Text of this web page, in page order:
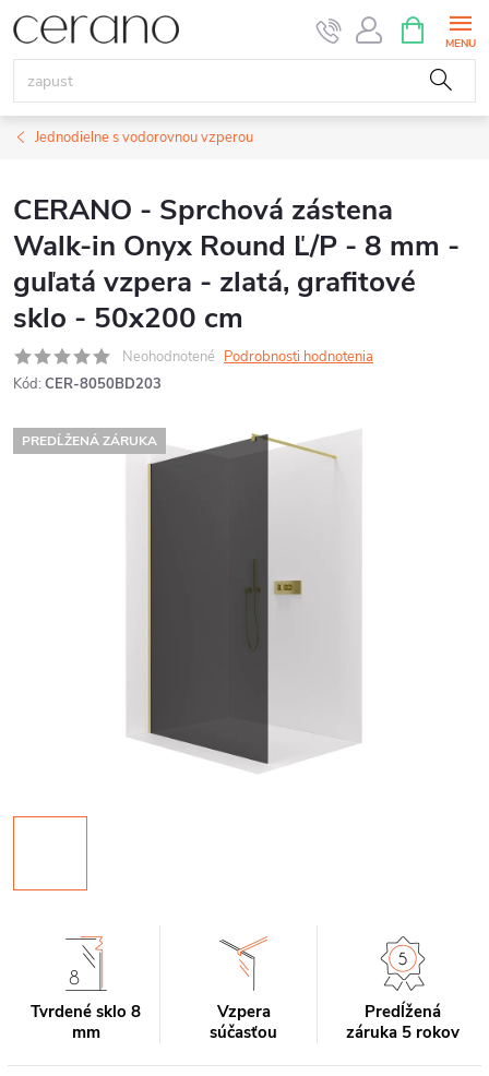
Prejsť
na
obsah
KOŠÍK
Jednodielne s vodorovnou vzperou
CERANO - Sprchová zástena
Walk-in Onyx Round Ľ/P - 8 mm -
guľatá vzpera - zlatá, grafitové
sklo - 50x200 cm
Neohodnotené Podrobnosti hodnotenia
Kód: CER-8050BD203
PREDĹŽENÁ ZÁRUKA
Tvrdené sklo 8
mm
Vzpera
súčasťou
Predĺžená
záruka 5 rokov